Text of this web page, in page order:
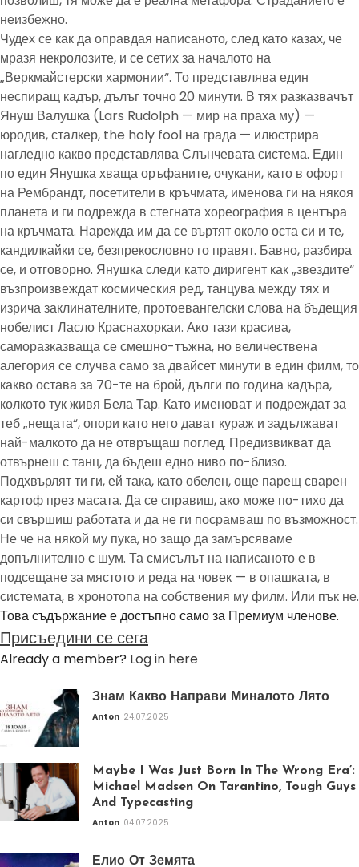
неизбежно.
Чудех се как да оправдая написаното, след като казах, че
мразя некролозите, и се сетих за началото на
„Веркмайстерски хармонии“. То представлява един
неспиращ кадър, дълъг точно 20 минути. В тях разказвачът
Януш Валушка (Lars Rudolph — мир на праха му) —
юродив, сталкер, the holy fool на града — илюстрира
нагледно какво представлява Слънчевата система. Един
по един Янушка хваща оръфаните, очукани, като в офорт
на Рембрандт, посетители в кръчмата, именова ги на някоя
планета и ги подрежда в стегната хореография в центъра
на кръчмата. Нарежда им да се въртят около оста си и те,
кандилкайки се, безпрекословно го правят. Бавно, разбира
се, и отговорно. Янушка следи като диригент как „звездите“
възпроизвеждат космическия ред, танцува между тях и
изрича заклинателните, протоевангелски слова на бъдещия
нобелист Ласло Краснахоркаи. Ако тази красива,
саморазказваща се смешно-тъжна, но величествена
алегория се случва само за двайсет минути в един филм, то
какво остава за 70-те на брой, дълги по година кадъра,
колкото тук живя Бела Тар. Като именоват и подреждат за
теб „нещата“, опори като него дават кураж и задължават
най-малкото да не отвръщаш поглед. Предизвикват да
отвърнеш с танц, да бъдеш едно ниво по-близо.
Подхвърлят ти ги, ей така, като обелен, още парещ сварен
картоф през масата. Да се справиш, ако може по-тихо да
си свършиш работата и да не ги посрамваш по възможност.
Не че на някой му пука, но защо да замърсяваме
допълнително с шум. Та смисълът на написаното е в
подсещане за мястото и реда на човек — в опашката, в
системата, в хронотопа на собствения му филм. Или пък не.
Това съдържание е достъпно само за Премиум членове.
Присъедини се сега
Already a member? Log in here
Знам Какво Направи Миналото Лято
Anton 24.07.2025
Maybe I Was Just Born In The Wrong Era’:
Michael Madsen On Tarantino, Tough Guys
And Typecasting
Anton 04.07.2025
Елио От Земята